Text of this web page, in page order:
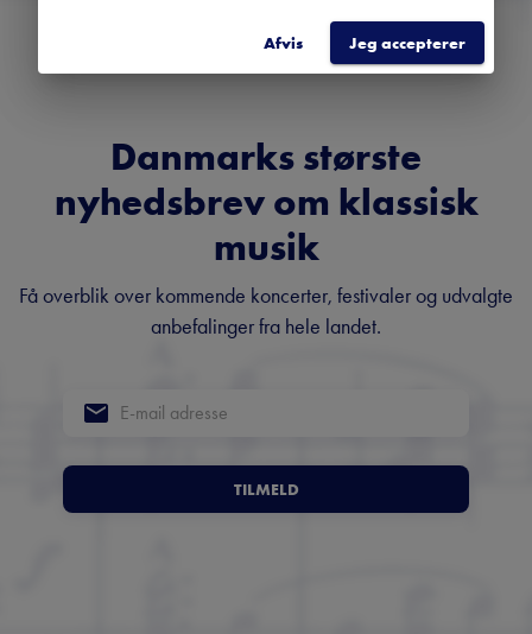
Brug datofilteret for at se tidligere koncerter
Danmarks største
nyhedsbrev om klassisk
musik
Få overblik over kommende koncerter, festivaler og udvalgte
anbefalinger fra hele landet.
TILMELD
Afvis Jeg accepterer